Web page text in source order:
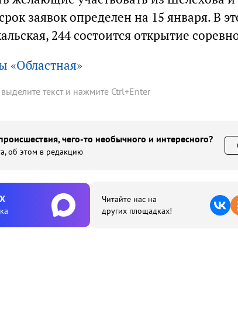
заявок определен на 15 января. В
244 состоится открытие
«Областная»
текст и нажмите Ctrl+Enter
чего-то необычного и интересного?
об этом в редакцию
Читайте нас на
других площадках!